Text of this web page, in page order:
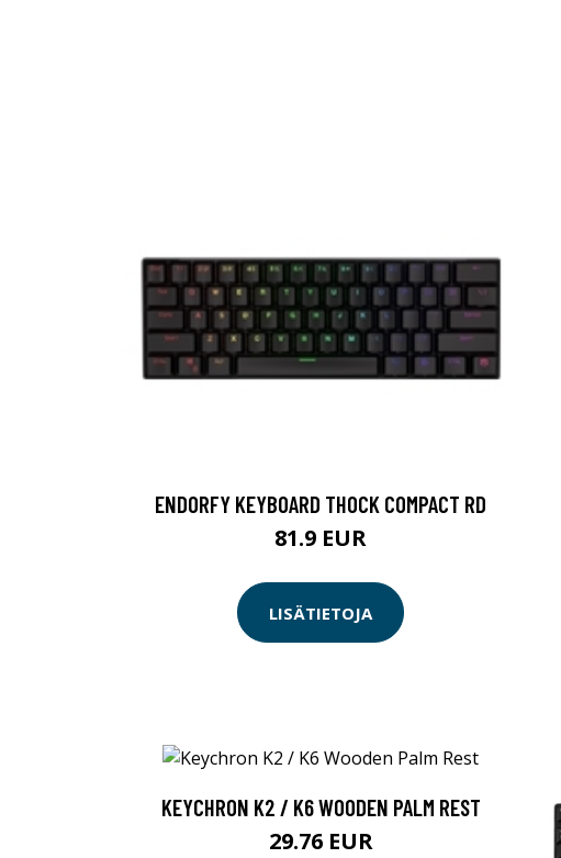
ENDORFY KEYBOARD THOCK COMPACT RD
81.9 EUR
LISÄTIETOJA
KEYCHRON K2 / K6 WOODEN PALM REST
29.76 EUR